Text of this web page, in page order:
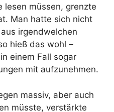
lesen müssen, grenzte
Man hatte sich nicht
irgendwelchen
hieß das wohl –
einem Fall sogar
mit aufzunehmen.
massiv, aber auch
müsste, verstärkte